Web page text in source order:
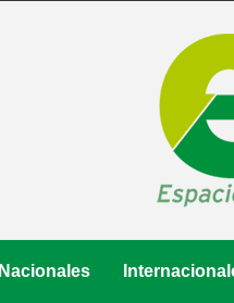
Nacionales